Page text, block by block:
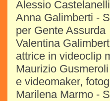
Alessio
Anna Galimberti -
per Gente Assurda
Valentina
attrice in videoclip
Maurizio
e videomaker,
Marilena Marmo -